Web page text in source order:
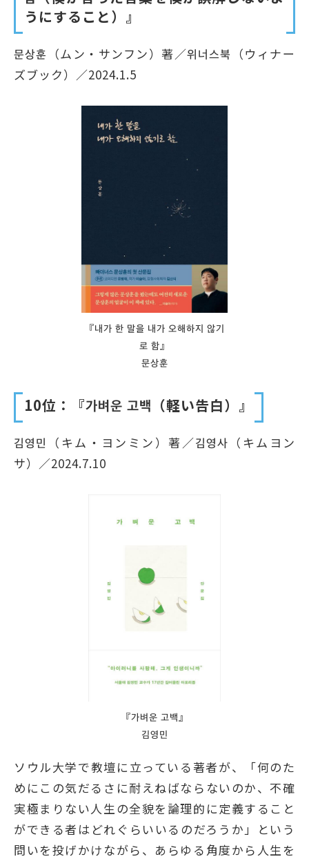
うにすること）』
문상훈（ムン・サンフン）著／위너스북（ウィナー
ズブック）／2024.1.5
『내가 한 말을 내가 오해하지 않기
로 함』
문상훈
10位：『가벼운 고백（軽い告白）』
김영민（キム・ヨンミン）著／김영사（キムヨン
サ）／2024.7.10
『가벼운 고백』
김영민
ソウル大学で教壇に立っている著者が、「何のた
めにこの気だるさに耐えねばならないのか、不確
実極まりない人生の全貌を論理的に定義すること
ができる者はどれぐらいいるのだろうか」という
問いを投げかけながら、あらゆる角度から人生を